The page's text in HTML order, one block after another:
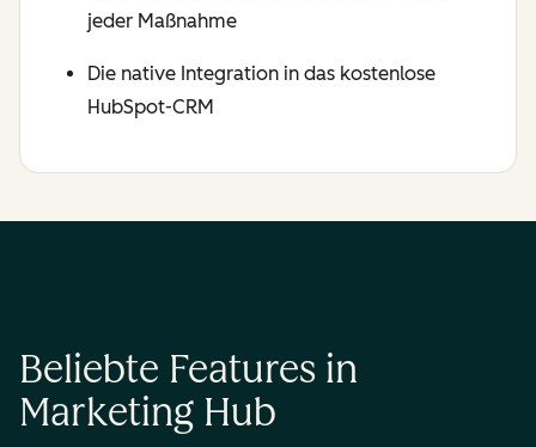
jeder Maßnahme
Die native Integration in das kostenlose
HubSpot-CRM
Beliebte Features in
Marketing Hub